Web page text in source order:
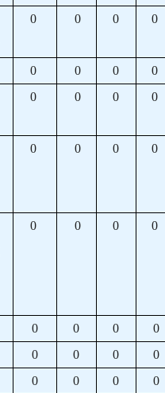
0 0 0 0
0 0 0
0
0 0 0 0
0 0 0 0
0 0 0 0
0 0 0
0
0 0 0
0
0 0 0 0